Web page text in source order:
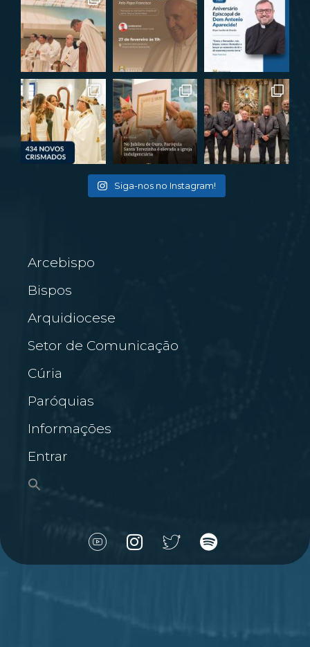
Siga-nos no Instagram!
Arcebispo
Bispos
Arquidiocese
Setor de Comunicação
Cúria
Paróquias
Informações
Entrar